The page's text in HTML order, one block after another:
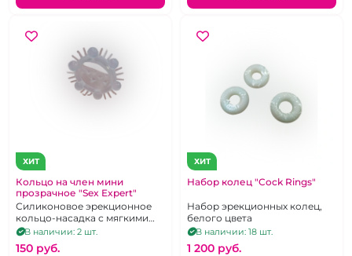
ХИТ
Кольцо на член мини
прозрачное "Sex Expert"
Силиконовое эрекционное
кольцо-насадка с мягкими
шипами и усиками
В наличии: 2 шт.
150 pуб.
ХИТ
Набор колец "Cock Rings"
Набор эрекционных колец,
белого цвета
В наличии: 18 шт.
1 200 pуб.